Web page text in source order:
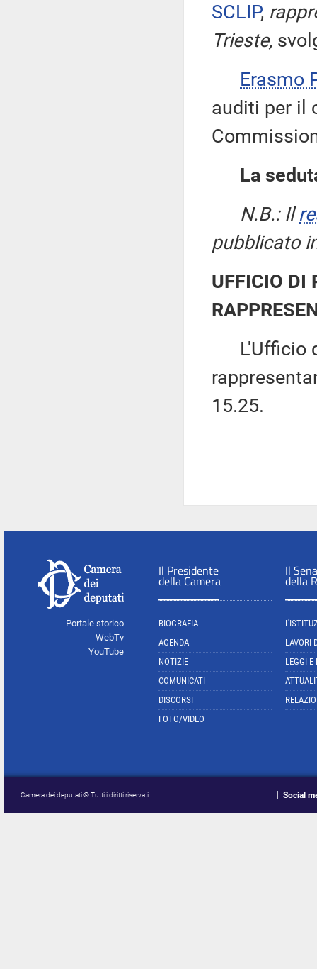
SCLIP,
Trieste,
Erasmo
auditi per il
La
N.B.: Il
pubblicato
UFFICIO DI
L'Ufficio
15.25.
Portale storico
WebTv
YouTube
Il Presidente
della Camera
BIOGRAFIA
AGENDA
NOTIZIE
COMUNICATI
DISCORSI
FOTO/VIDEO
Il
della
LAVORI
LEGGI E
Camera dei deputati © Tutti i diritti riservati Social